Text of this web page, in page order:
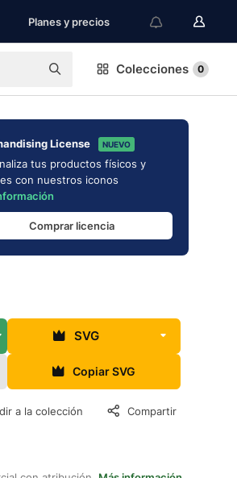
Planes y precios
Colecciones 0
License NUEVO
tus productos físicos y
con nuestros iconos
Comprar licencia
SVG
Copiar SVG
a la colección Compartir